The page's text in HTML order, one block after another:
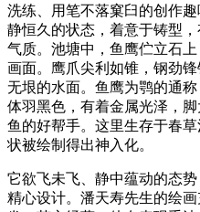
洗练、用笔不落窠臼的创作
静恒久的状态，着意于铸型
气质。池塘中，鱼鹰伫立石
画面。鹰爪尖利如锥，钢劲
无垠的水面。鱼鹰为鹗的通
体羽黑色，有着金属光泽，
鱼的好帮手。这里生存于春
状被绘制得出神入化。
它欲飞未飞、静中蕴动的态
精心设计。潘天寿先生的绘